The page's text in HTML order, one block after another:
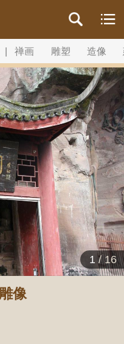
| 禅画 雕塑 造像
1 /16
像